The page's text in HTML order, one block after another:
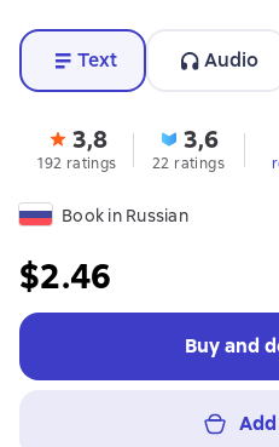
Text Audio
3,8
192 ratings
3,6
22 ratings
Book in Russian
$2.46
Buy and